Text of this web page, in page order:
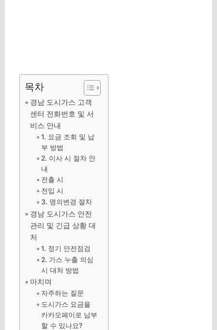
목차
경남 도시가스 고객
센터 전화번호 및 서
비스 안내
1. 요금 조회 및 납
부 방법
2. 이사 시 절차 안
내
전출 시
전입 시
3. 명의변경 절차
경남 도시가스 안전
관리 및 긴급 상황 대
처
1. 정기 안전점검
2. 가스 누출 의심
시 대처 방법
마치며
자주하는 질문
도시가스 요금을
카카오페이로 납부
할 수 있나요?